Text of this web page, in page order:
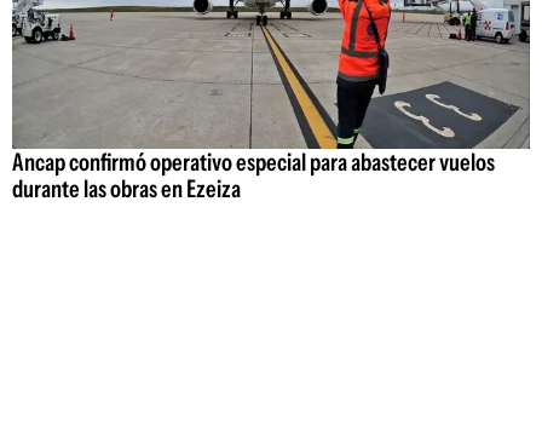
Ancap confirmó operativo especial para abastecer vuelos
durante las obras en Ezeiza